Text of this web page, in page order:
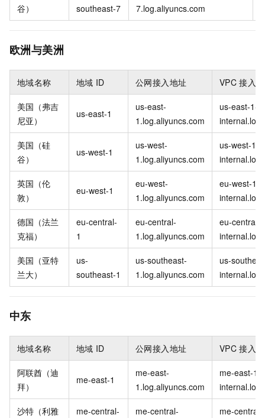
谷）
southeast-7
7.log.aliyuncs.com
欧洲与美洲
地域名称 地域 ID 公网接入地址 VPC 接入
美国（弗吉
尼亚）
us-east-1
us-east-
1.log.aliyuncs.com
us-east-1-
美国（硅
谷）
us-west-1
us-west-
1.log.aliyuncs.com
us-west-1-
英国（伦
敦）
eu-west-1
eu-west-
1.log.aliyuncs.com
eu-west-1-
德国（法兰
克福）
eu-central-
1
eu-central-
1.log.aliyuncs.com
eu-central-
美国（亚特
兰大）
us-
southeast-1
us-southeast-
1.log.aliyuncs.com
us-
中东
地域名称 地域 ID 公网接入地址 VPC 接入
阿联酋（迪
拜）
me-east-1
me-east-
1.log.aliyuncs.com
me-east-1-
沙特（利雅
me-central-
me-central-
me-central-